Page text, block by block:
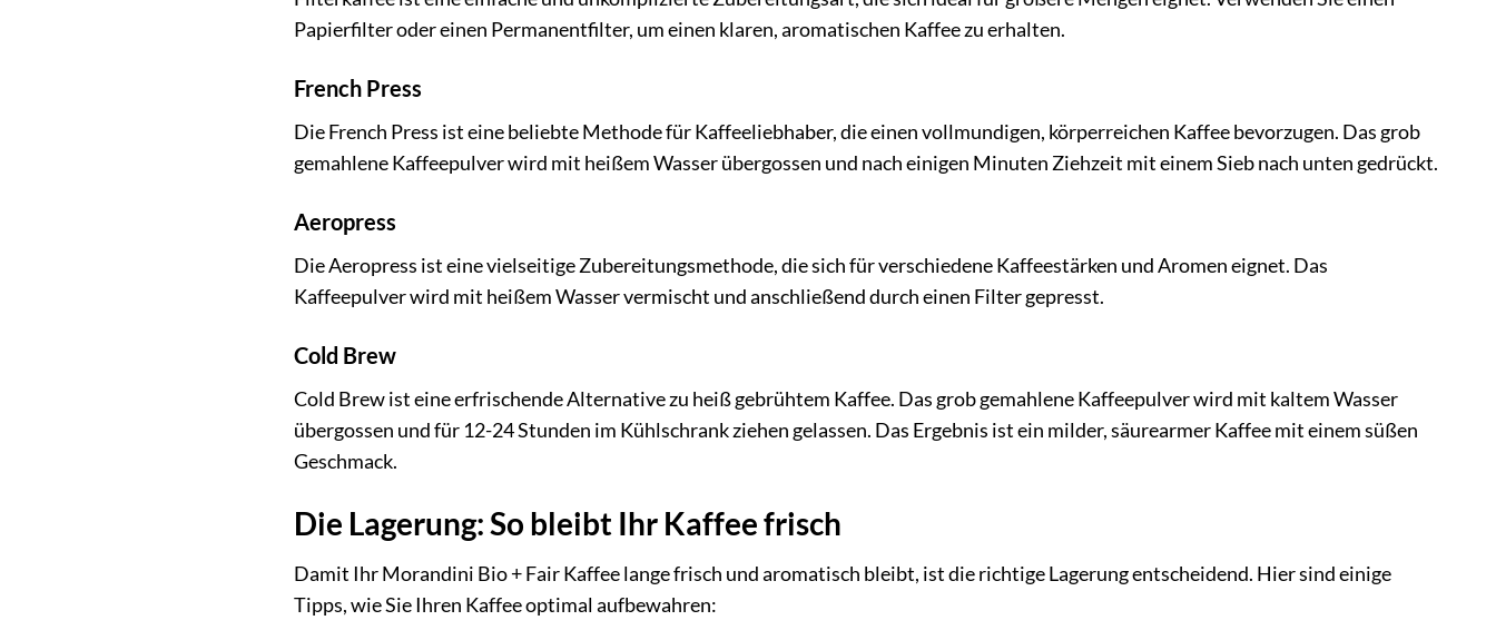
Papierfilter oder einen Permanentfilter, um einen klaren, aromatischen Kaffee zu erhalten.
French Press
Die French Press ist eine beliebte Methode für Kaffeeliebhaber, die einen vollmundigen, körperreichen Kaffee bevorzugen. Das grob
gemahlene Kaffeepulver wird mit heißem Wasser übergossen und nach einigen Minuten Ziehzeit mit einem Sieb nach unten gedrückt.
Aeropress
Die Aeropress ist eine vielseitige Zubereitungsmethode, die sich für verschiedene Kaffeestärken und Aromen eignet. Das
Kaffeepulver wird mit heißem Wasser vermischt und anschließend durch einen Filter gepresst.
Cold Brew
Cold Brew ist eine erfrischende Alternative zu heiß gebrühtem Kaffee. Das grob gemahlene Kaffeepulver wird mit kaltem Wasser
übergossen und für 12-24 Stunden im Kühlschrank ziehen gelassen. Das Ergebnis ist ein milder, säurearmer Kaffee mit einem süßen
Geschmack.
Die Lagerung: So bleibt Ihr Kaffee frisch
Damit Ihr Morandini Bio + Fair Kaffee lange frisch und aromatisch bleibt, ist die richtige Lagerung entscheidend. Hier sind einige
Tipps, wie Sie Ihren Kaffee optimal aufbewahren: